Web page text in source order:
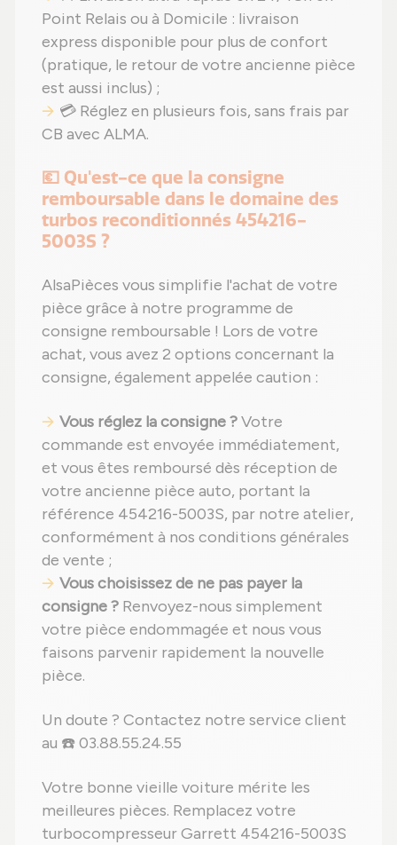
Point Relais ou à Domicile : livraison
express disponible pour plus de confort
(pratique, le retour de votre ancienne pièce
est aussi inclus) ;
💳 Réglez en plusieurs fois, sans frais par
CB avec ALMA.
💶 Qu'est-ce que la consigne
remboursable dans le domaine des
turbos reconditionnés 454216-
5003S ?
AlsaPièces vous simplifie l'achat de votre
pièce grâce à notre programme de
consigne remboursable ! Lors de votre
achat, vous avez 2 options concernant la
consigne, également appelée caution :
Vous réglez la consigne ?Votre
commande est envoyée immédiatement,
et vous êtes remboursé dès réception de
votre ancienne pièce auto, portant la
référence 454216-5003S, par notre atelier,
conformément à nos conditions générales
de vente ;
Vous choisissez de ne pas payer la
consigne ? Renvoyez-nous simplement
votre pièce endommagée et nous vous
faisons parvenir rapidement la nouvelle
pièce.
Un doute ? Contactez notre service client
au ☎️ 03.88.55.24.55
Votre bonne vieille voiture mérite les
meilleures pièces. Remplacez votre
turbocompresseur Garrett 454216-5003S